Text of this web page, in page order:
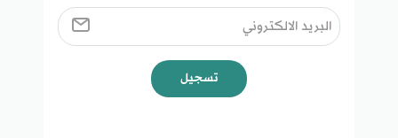
تسجيل